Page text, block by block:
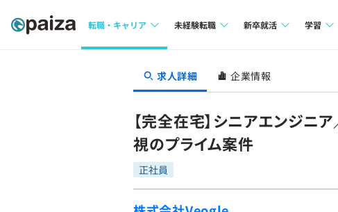
転職・キャリア
転職成功ガイド
未経験転職
求人検索
転職成功ガイド
新卒就活
本選考
学習
4択課
リフ
求人詳細 企業情報
【完全在宅】シニアエンジ
視のプライム案件
正社員